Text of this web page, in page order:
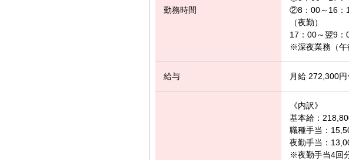
勤務時間
②8：00～16：
（夜勤）
17：00～翌9：
※深夜業務（午
給与 月給 272,300
《内訳》
基本給：
職種手当：
夜勤手当：
※夜勤手当4回